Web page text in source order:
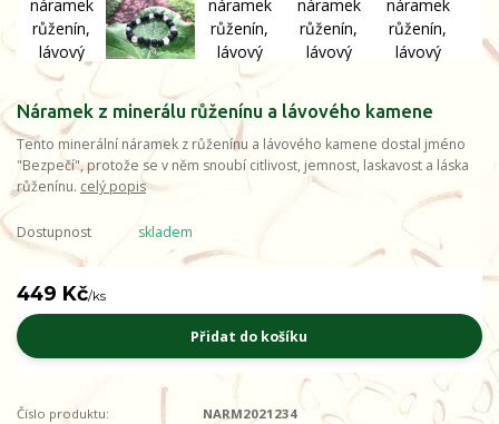
Náramek z minerálu růženínu a lávového kamene
Tento minerální náramek z růženínu a lávového kamene dostal jméno
"Bezpečí", protože se v něm snoubí citlivost, jemnost, laskavost a láska
růženínu. celý popis
Dostupnost skladem
449 Kč/ks
Přidat do košíku
Číslo produktu:
NARM2021234